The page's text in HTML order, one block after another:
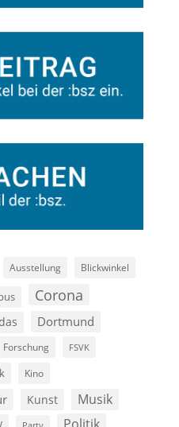
Ausstellung Blickwinkel
Corona
Dortmund
Forschung FSVK
Kino
Kunst Musik